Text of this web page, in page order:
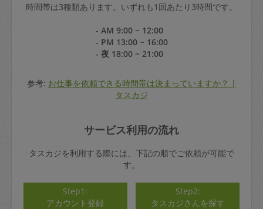
時間帯は3種類あります。いずれも1回あたり3時間です。
- AM 9:00 ~ 12:00
- PM 13:00 ~ 16:00
- 夜 18:00 ~ 21:00
参考: お仕事を依頼できる時間帯は決まっていますか？ |
タスカジ
サービス利用の流れ
タスカジを利用する際には、下記の順でご依頼が可能で
す。
Step1:
アカウント登録
Step2:
タスカジさんを探す